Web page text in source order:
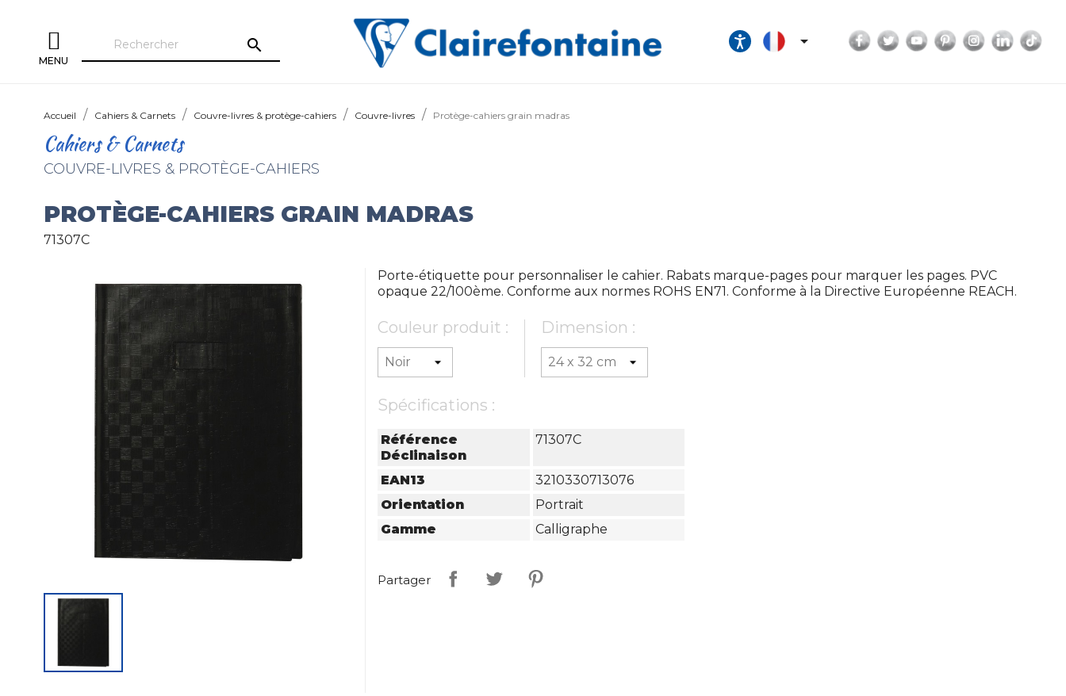
MENU
search  Facebook
TwitterYouTubePinterestInstagram
Accueil Cahiers & Carnets Couvre-livres & protège-cahiers Couvre-livres Protège-cahiers grain madras
Cahiers & Carnets
COUVRE-LIVRES & PROTÈGE-CAHIERS
PROTÈGE-CAHIERS GRAIN MADRAS
71307C
Porte-étiquette pour personnaliser le cahier. Rabats marque-pages pour marquer les pages. PVC
opaque 22/100ème. Conforme aux normes ROHS EN71. Conforme à la Directive Européenne REACH.
Couleur produit : Dimension :
Spécifications :
Référence
Déclinaison
71307C
EAN13
3210330713076
Orientation
Portrait
Gamme
Calligraphe
Partager